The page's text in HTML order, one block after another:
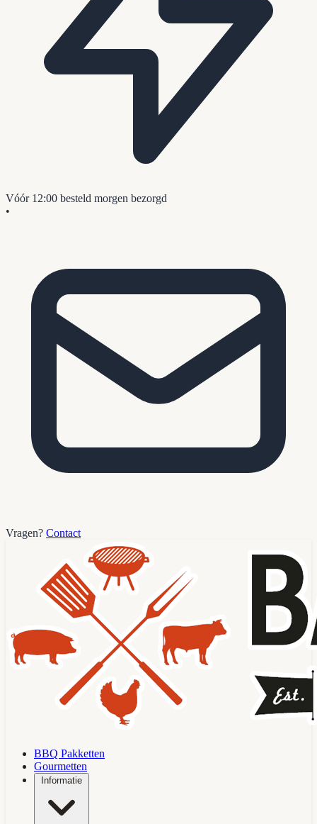
Vóór 12:00 besteld morgen bezorgd
•
Vragen? Contact
BBQ Pakketten
Gourmetten
Informatie